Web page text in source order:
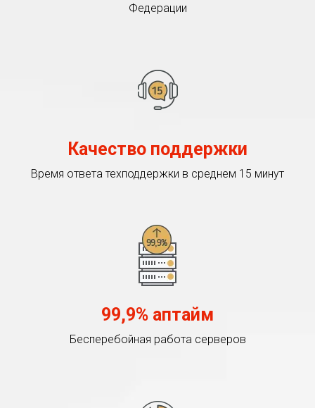
Федерации
Качество поддержки
Время ответа техподдержки в среднем 15 минут
99,9% аптайм
Бесперебойная работа серверов